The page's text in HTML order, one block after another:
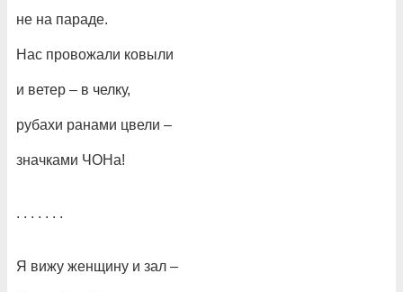
не на параде.
Нас провожали ковыли
и ветер – в челку,
рубахи ранами цвели –
значками ЧОНа!
. . . . . . .
Я вижу женщину и зал –